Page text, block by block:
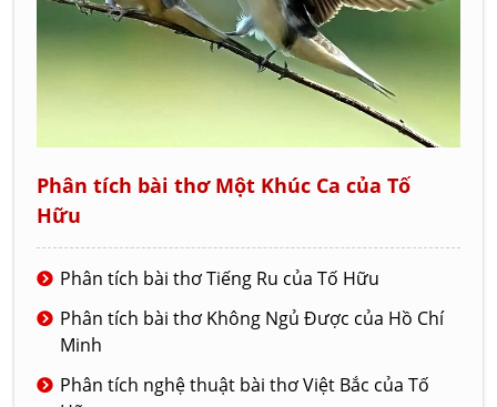
Phân tích bài thơ Một Khúc Ca của Tố
Hữu
Phân tích bài thơ Tiếng Ru của Tố Hữu
Phân tích bài thơ Không Ngủ Được của Hồ Chí
Minh
Phân tích nghệ thuật bài thơ Việt Bắc của Tố